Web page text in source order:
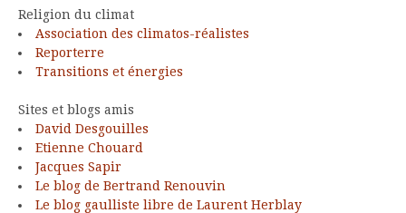
Religion du climat
Association des climatos-réalistes
Reporterre
Transitions et énergies
Sites et blogs amis
David Desgouilles
Etienne Chouard
Jacques Sapir
Le blog de Bertrand Renouvin
Le blog gaulliste libre de Laurent Herblay